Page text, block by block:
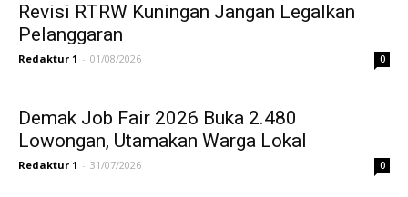
Revisi RTRW Kuningan Jangan Legalkan
Pelanggaran
Redaktur 1 - 01/08/2026 0
Demak Job Fair 2026 Buka 2.480
Lowongan, Utamakan Warga Lokal
Redaktur 1 - 31/07/2026 0